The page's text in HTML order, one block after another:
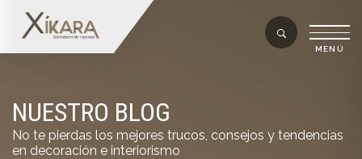
NUESTRO BLOG
No te pierdas los mejores trucos, consejos y tendencias
en decoración e interiorismo